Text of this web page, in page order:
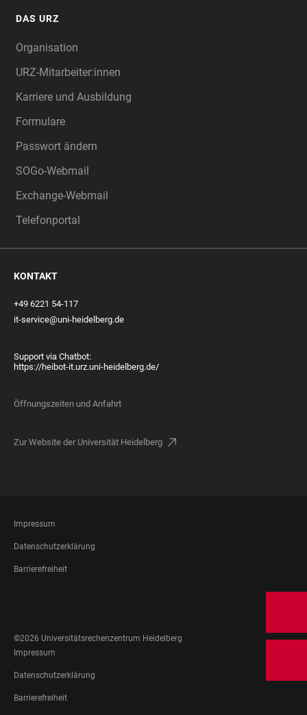
DAS URZ
Organisation
URZ-Mitarbeiter:innen
Karriere und Ausbildung
Formulare
Passwort ändern
SOGo-Webmail
Exchange-Webmail
Telefonportal
KONTAKT
+49 6221 54-117
it-service@uni-heidelberg.de
Support via Chatbot:
https://heibot-it.urz.uni-heidelberg.de/
Öffnungszeiten und Anfahrt
Zur Website der Universität Heidelberg
FOOTER
LEGAL
Impressum
Datenschutzerklärung
Barrierefreiheit
MEDIA
©2026 Universitätsrechenzentrum Heidelberg
FOOTER
LEGAL
Impressum
Datenschutzerklärung
Barrierefreiheit